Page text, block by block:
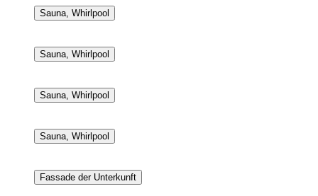
Sauna, Whirlpool
Sauna, Whirlpool
Sauna, Whirlpool
Sauna, Whirlpool
Fassade der Unterkunft